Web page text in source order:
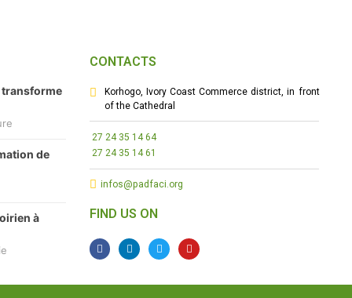
transforme
de
à
CONTACTS
Korhogo, Ivory Coast Commerce district, in front
of the Cathedral
27 24 35 14 64
27 24 35 14 61
infos@padfaci.org
FIND US ON